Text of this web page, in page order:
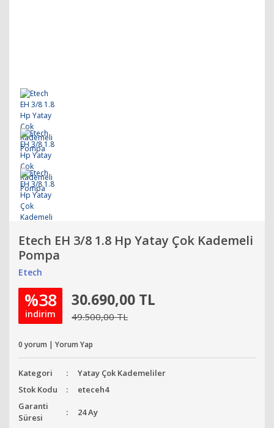
Etech EH 3/8 1.8 Hp Yatay Çok Kademeli
Pompa
Etech
%38
indirim
30.690,00 TL
49.500,00 TL
0 yorum | Yorum Yap
Kategori
Yatay Çok Kademeliler
Stok Kodu
eteceh4
Garanti
Süresi
24 Ay